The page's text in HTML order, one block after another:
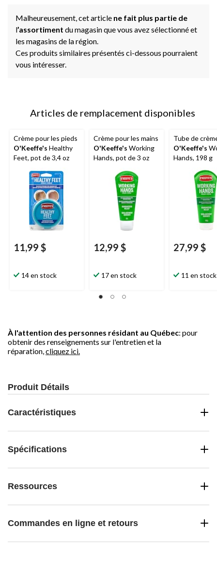
Malheureusement, cet article ne fait plus partie de
l’assortiment du magasin que vous avez sélectionné et
les magasins de la région.
Ces produits similaires présentés ci-dessous pourraient
vous intéresser.
Articles de remplacement disponibles
Crème pour les pieds
O'Keeffe's Healthy
Feet, pot de 3,4 oz
11,99 $
14 en stock
Crème pour les mains
O'Keeffe's Working
Hands, pot de 3 oz
12,99 $
17 en stock
Tube de
O'Keeffe's
Hands, 198 g
27,99 $
11 en stock
À l'attention des personnes résidant au Québec: pour
obtenir des renseignements sur l'entretien et la
réparation, cliquez ici.
Produit Détails
Caractéristiques
Spécifications
Ressources
Commandes en ligne et retours